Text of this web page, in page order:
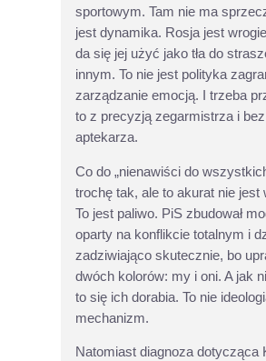
sportowym. Tam nie ma
jest dynamika. Rosja jest
da się jej użyć jako tła do
innym. To nie jest polityka
zarządzanie emocją. I trzeba
to z precyzją zegarmistrza i bez
aptekarza.
Co do „nienawiści do
trochę tak, ale to akurat nie jest
To jest paliwo. PiS zbudował
oparty na konflikcie totalnym i
zadziwiająco skutecznie, bo
dwóch kolorów: my i oni. A jak
to się ich dorabia. To nie
mechanizm.
Natomiast diagnoza dotycząca